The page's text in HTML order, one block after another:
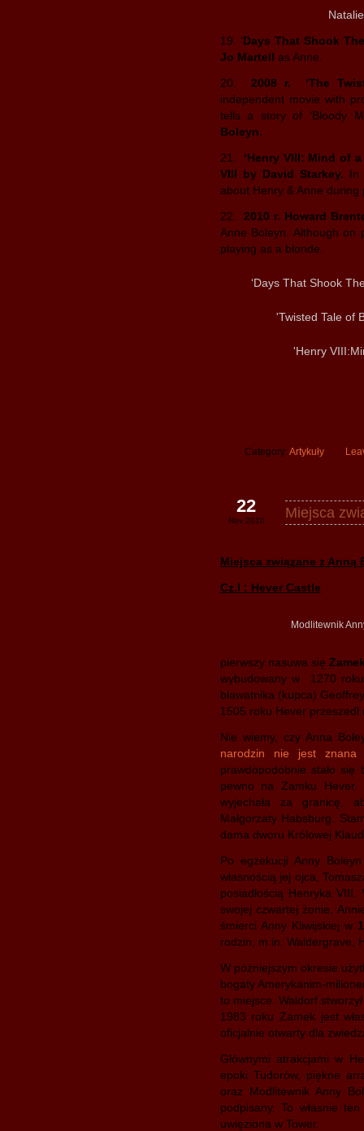
19. ‘Days That Shook
Jo Martell as Anne.
20. 2008 r.
‘The
independent movie with
tells a story of ‘Bloody
Boleyn.
21. ‘Henry VIII: Mind of
VIII by David Starkey. In
about Henry & Anne
22.2010 r. Howard
Anne Boleyn. Although
playing as a blonde.
‘Days That Shook
'Twisted Tale of
'Henry
Category: Artykuły
Miejsca
22
Nov 2010
Miejsca związane z Anną
Cz.I : Hever Castle
Modlitewnik
pierwszy nasuwa się
wybudowany w 1270
bławatnika (kupca)
1505 roku Hever przeszedł
Nie wiemy, czy Anna
narodzin nie jest znana
prawdopodobnie stało
pewno na Zamku
wyjechała za granicę,
Małgorzaty Habsburg.
dama dworu Królowej
Po egzekucji Anny
własnością jej ojca,
posiadłością Henryka
swojej czwartej żonie,
śmierci Anny Kliwijskiej w
rodzin, m.in. Waldergrave,
W późniejszym okresie
bogaty Amerykanim-
to miejsce. Waldorf
1983 roku Zamek jest
oficjalnie otwarty dla
Głównymi atrakcjami w
epoki Tudorów, piękne
oraz Modlitewnik Anny
podpisany. To własnie
uwięziona w Tower.